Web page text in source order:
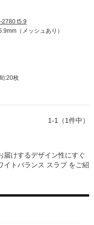
2780 t5.9
（メッシュあり）
:20枚
1-1（1件中）
届けするデザイン性にすぐ
イトバランス スラブ をご紹